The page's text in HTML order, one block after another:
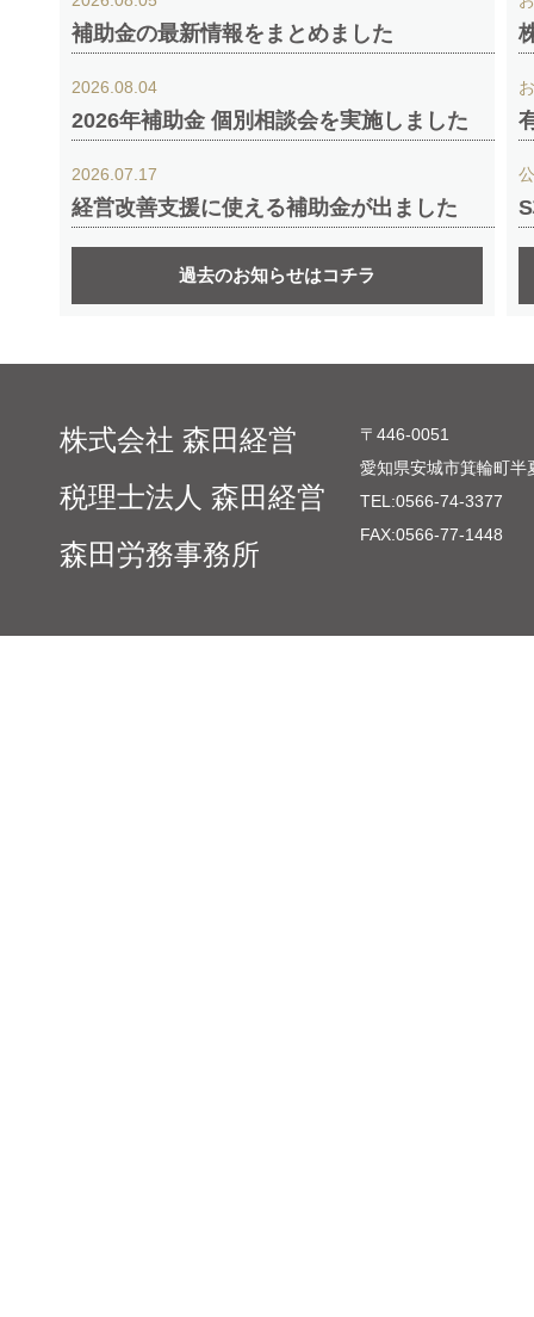
補助金の最新情報をまとめました
2026.08.04
2026年補助金 個別相談会を実施しました
2026.07.17
経営改善支援に使える補助金が出ました
過去のお知らせはコチラ
株式会社 森田経営
税理士法人 森田経営
森田労務事務所
〒446-0051
愛知県安城市箕輪町半
TEL:0566-74-3377
FAX:0566-77-1448